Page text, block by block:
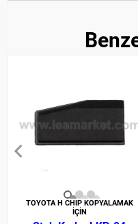
TOYOTA H CHIP KOPYALAMAK
İÇİN